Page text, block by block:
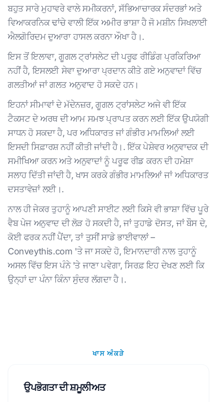
ਬਹੁਤ ਸਾਰੇ ਮੁਹਾਵਰੇ ਵਾਲੇ ਸਮੀਕਰਨਾਂ, ਸੱਭਿਆਚਾਰਕ ਸੰਦਰਭਾਂ ਅਤੇ
ਵਿਆਕਰਨਿਕ ਢਾਂਚੇ ਵਾਲੀ ਇੱਕ ਅਮੀਰ ਭਾਸ਼ਾ ਹੈ ਜੋ ਮਸ਼ੀਨ ਸਿਖਲਾਈ
ਐਲਗੋਰਿਦਮ ਦੁਆਰਾ ਹਾਸਲ ਕਰਨਾ ਔਖਾ ਹੈ।.
ਇਸ ਤੋਂ ਇਲਾਵਾ, ਗੂਗਲ ਟ੍ਰਾਂਸਲੇਟ ਦੀ ਪਰੂਫ ਰੀਡਿੰਗ ਪ੍ਰਕਿਰਿਆ
ਨਹੀਂ ਹੈ, ਇਸਲਈ ਸੇਵਾ ਦੁਆਰਾ ਪ੍ਰਦਾਨ ਕੀਤੇ ਗਏ ਅਨੁਵਾਦਾਂ ਵਿੱਚ
ਗਲਤੀਆਂ ਜਾਂ ਗਲਤ ਅਨੁਵਾਦ ਹੋ ਸਕਦੇ ਹਨ।
ਇਹਨਾਂ ਸੀਮਾਵਾਂ ਦੇ ਮੱਦੇਨਜ਼ਰ, ਗੂਗਲ ਟ੍ਰਾਂਸਲੇਟ ਅਜੇ ਵੀ ਇੱਕ
ਟੈਕਸਟ ਦੇ ਅਰਥ ਦੀ ਆਮ ਸਮਝ ਪ੍ਰਾਪਤ ਕਰਨ ਲਈ ਇੱਕ ਉਪਯੋਗੀ
ਸਾਧਨ ਹੋ ਸਕਦਾ ਹੈ, ਪਰ ਅਧਿਕਾਰਤ ਜਾਂ ਗੰਭੀਰ ਮਾਮਲਿਆਂ ਲਈ
ਇਸਦੀ ਸਿਫ਼ਾਰਸ਼ ਨਹੀਂ ਕੀਤੀ ਜਾਂਦੀ ਹੈ।. ਇੱਕ ਪੇਸ਼ੇਵਰ ਅਨੁਵਾਦਕ ਦੀ
ਸਮੀਖਿਆ ਕਰਨ ਅਤੇ ਅਨੁਵਾਦਾਂ ਨੂੰ ਪਰੂਫ ਰੀਡ ਕਰਨ ਦੀ ਹਮੇਸ਼ਾ
ਸਲਾਹ ਦਿੱਤੀ ਜਾਂਦੀ ਹੈ, ਖਾਸ ਕਰਕੇ ਗੰਭੀਰ ਮਾਮਲਿਆਂ ਜਾਂ ਅਧਿਕਾਰਤ
ਦਸਤਾਵੇਜ਼ਾਂ ਲਈ।.
ਨਾਲ ਹੀ ਜੇਕਰ ਤੁਹਾਨੂੰ ਆਪਣੀ ਸਾਈਟ ਲਈ ਕਿਸੇ ਵੀ ਭਾਸ਼ਾ ਵਿੱਚ ਪੂਰੇ
ਵੈਬ ਪੇਜ ਅਨੁਵਾਦ ਦੀ ਲੋੜ ਹੋ ਸਕਦੀ ਹੈ, ਜਾਂ ਤੁਹਾਡੇ ਦੋਸਤ, ਜਾਂ ਬੌਸ ਦੇ,
ਕੋਈ ਫਰਕ ਨਹੀਂ ਪੈਂਦਾ, ਤਾਂ ਤੁਸੀਂ ਸਾਡੇ ਭਾਈਵਾਲਾਂ –
Conveythis.com 'ਤੇ ਜਾ ਸਕਦੇ ਹੋ, ਇਮਾਨਦਾਰੀ ਨਾਲ ਤੁਹਾਨੂੰ
ਅਸਲ ਵਿੱਚ ਇਸ ਪੰਨੇ 'ਤੇ ਜਾਣਾ ਪਵੇਗਾ, ਸਿਰਫ਼ ਇਹ ਦੇਖਣ ਲਈ ਕਿ
ਉਨ੍ਹਾਂ ਦਾ ਪੰਨਾ ਕਿੰਨਾ ਸੁੰਦਰ ਲੱਗਦਾ ਹੈ।.
ਖਾਸ ਅੰਕੜੇ
ਉਪਭੋਗਤਾ ਦੀ ਸ਼ਮੂਲੀਅਤ